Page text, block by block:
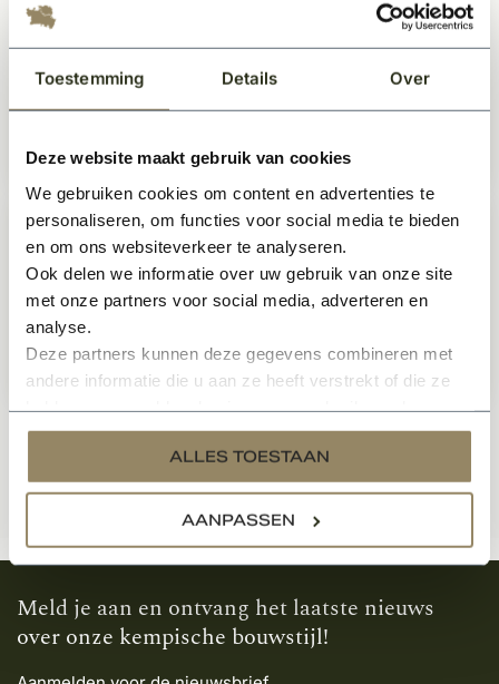
Toestemming Details Over
Deze website maakt gebruik van cookies
We gebruiken cookies om content en advertenties te
personaliseren, om functies voor social media te bieden
en om ons websiteverkeer te analyseren.
Ook delen we informatie over uw gebruik van onze site
met onze partners voor social media, adverteren en
analyse.
Deze partners kunnen deze gegevens combineren met
andere informatie die u aan ze heeft verstrekt of die ze
services.
ALLES TOESTAAN
AANPASSEN
Te bestellen
Wienerberger gevelpan VHV vario
19,85Per stuk
Op voorraad
Wienerberger gevelpan VHV vario
Links natuurrood
14,59 Per stuk
Meld je aan en ontvang het laatste nieuws
over onze kempische bouwstijl!